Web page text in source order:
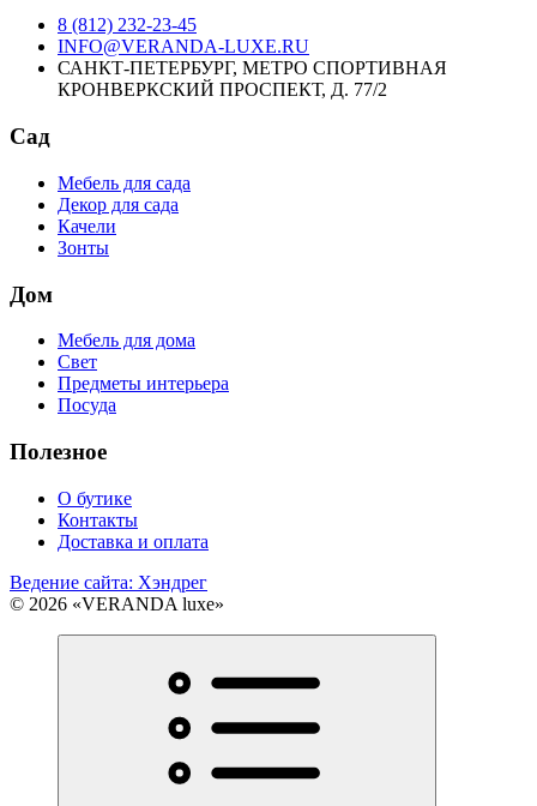
8 (812) 232-23-45
INFO@VERANDA-LUXE.RU
САНКТ-ПЕТЕРБУРГ, МЕТРО СПОРТИВНАЯ
КРОНВЕРКСКИЙ ПРОСПЕКТ, Д. 77/2
Сад
Мебель для сада
Декор для сада
Качели
Зонты
Дом
Мебель для дома
Свет
Предметы интерьера
Посуда
Полезное
О бутике
Контакты
Доставка и оплата
Ведение сайта: Хэндрег
© 2026 «VERANDA luxe»